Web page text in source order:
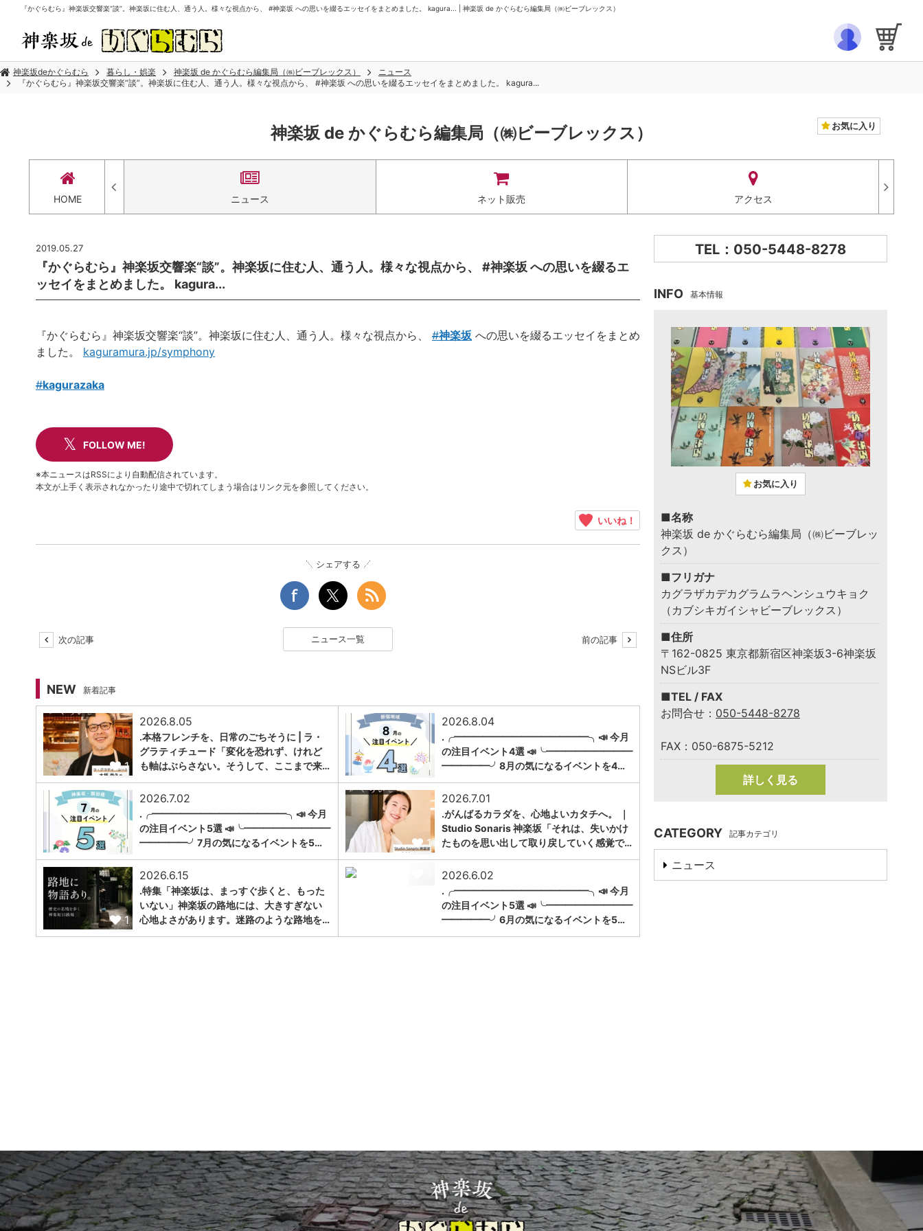
『かぐらむら』神楽坂交響楽“談”。神楽坂に住む人、通う人。様々な視点から、 #神楽坂 への思いを綴るエッセイをまとめました。 kagura... | 神楽坂 de かぐらむら編集局（㈱ビーブレックス）
神楽坂deかぐらむら 暮らし・娯楽 神楽坂 de かぐらむら編集局（㈱ビーブレックス）
ニュース
『かぐらむら』神楽坂交響楽“談”。神楽坂に住む人、通う人。様々な視点から、 #神楽坂 への思いを綴るエッセイをまとめました。 kagura...
神楽坂 de かぐらむら編集局（㈱ビーブレックス） お気に入り
HOME ニュース ネット販売 アクセス
2019.05.27
『かぐらむら』神楽坂交響楽“談”。神楽坂に住む人、通う人。様々な視点から、 #神楽坂 への思いを綴るエ
ッセイをまとめました。 kagura...
『かぐらむら』神楽坂交響楽“談”。神楽坂に住む人、通う人。様々な視点から、 #神楽坂 への思いを綴るエッセイをまとめ
ました。 kaguramura.jp/symphony
#kagurazaka
FOLLOW ME!
※本ニュースはRSSにより自動配信されています。
本文が上手く表示されなかったり途中で切れてしまう場合はリンク元を参照してください。
いいね！
シェアする
次の記事 ニュース一覧 前の記事
NEW 新着記事
1
2026.8.05
.本格フレンチを、日常のごちそうに | ラ・
グラティチュード「変化を恐れず、けれど
も軸はぶらさない。そうして、ここまで来…
1
2026.8.04
.╭━━━━━━━━━━━━━━╮📣 今月
の注目イベント4選 📣╰━━━━━━━━━
━━━━━╯8月の気になるイベントを4…
1
2026.7.02
.╭━━━━━━━━━━━━━━╮📣 今月
の注目イベント5選 📣╰━━━━━━━━━
━━━━━╯7月の気になるイベントを5…
1
2026.7.01
.がんばるカラダを、心地よいカタチへ。 ｜
Studio Sonaris 神楽坂「それは、失いかけ
たものを思い出して取り戻していく感覚で…
1
2026.6.15
.特集「神楽坂は、まっすぐ歩くと、もった
いない」神楽坂の路地には、大きすぎない
心地よさがあります。迷路のような路地を…
2026.6.02
.╭━━━━━━━━━━━━━━╮📣 今月
の注目イベント5選 📣╰━━━━━━━━━
━━━━━╯6月の気になるイベントを5…
TEL：050-5448-8278
INFO 基本情報
お気に入り
■名称
神楽坂 de かぐらむら編集局（㈱ビーブレッ
クス）
■フリガナ
カグラザカデカグラムラヘンシュウキョク
（カブシキガイシャビーブレックス）
■住所
〒162-0825 東京都新宿区神楽坂3-6神楽坂
NSビル3F
■TEL / FAX
お問合せ： 050-5448-8278
FAX：050-6875-5212
詳しく見る
CATEGORY 記事カテゴリ
ニュース